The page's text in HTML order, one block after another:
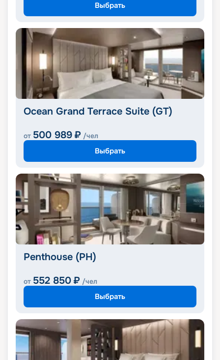
Выбрать
Ocean Grand Terrace Suite (GT)
от 500 989 ₽ /чел
Выбрать
Penthouse (PH)
от 552 850 ₽ /чел
Выбрать